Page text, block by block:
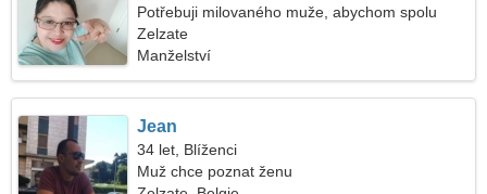
Potřebuji milovaného muže, abychom spolu
cestovali
Zelzate
Manželství
Jean
34 let, Blíženci
Muž chce poznat ženu